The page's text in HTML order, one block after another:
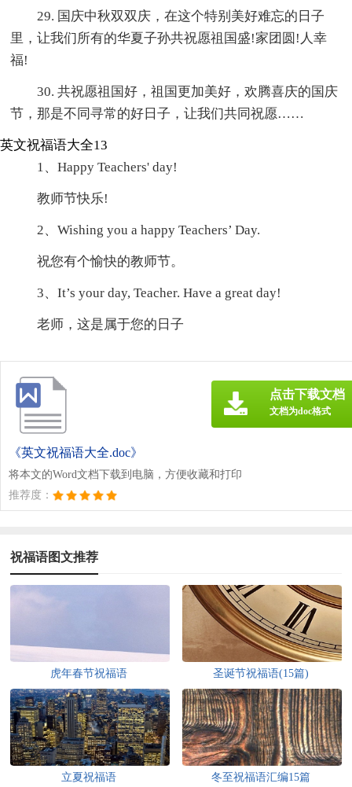
29. 国庆中秋双双庆，在这个特别美好难忘的日子
里，让我们所有的华夏子孙共祝愿祖国盛!家团圆!人幸
福!
30. 共祝愿祖国好，祖国更加美好，欢腾喜庆的国庆
节，那是不同寻常的好日子，让我们共同祝愿……
英文祝福语大全13
1、Happy Teachers' day!
教师节快乐!
2、Wishing you a happy Teachers’ Day.
祝您有个愉快的教师节。
3、It’s your day, Teacher. Have a great day!
老师，这是属于您的日子
《英文祝福语大全.doc》
将本文的Word文档下载到电脑，方便收藏和打印
推荐度：
点击下载文档
文档为doc格式
祝福语图文推荐
虎年春节祝福语 圣诞节祝福语(15篇)
立夏祝福语 冬至祝福语汇编15篇